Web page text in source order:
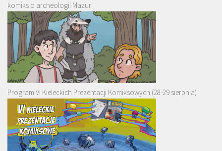
komiks o archeologii Mazur
Program VI Kieleckich Prezentacji Komiksowych (28-29 sierpnia)